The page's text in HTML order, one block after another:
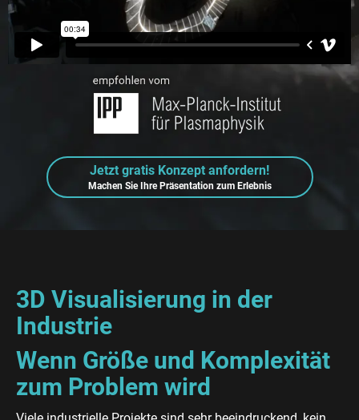
Jetzt gratis Konzept anfordern!
Machen Sie Ihre Präsentation zum Erlebnis
3D Visualisierung in der
Industrie
Wenn Größe und Komplexität
zum Problem wird